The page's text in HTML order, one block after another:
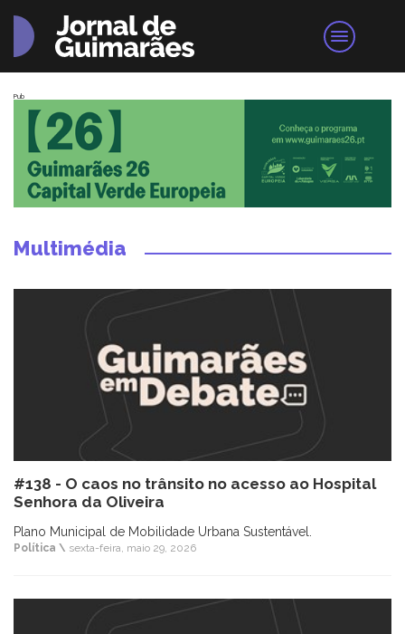
Pub
Multimédia
#138 - O caos no trânsito no acesso ao Hospital
Senhora da Oliveira
Plano Municipal de Mobilidade Urbana Sustentável.
Política \ sexta-feira, maio 29, 2026